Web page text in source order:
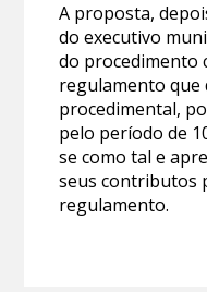
A proposta,
do executivo
do procedimento
regulamento que
procedimental,
pelo período de
se como tal e
seus contributos
regulamento.